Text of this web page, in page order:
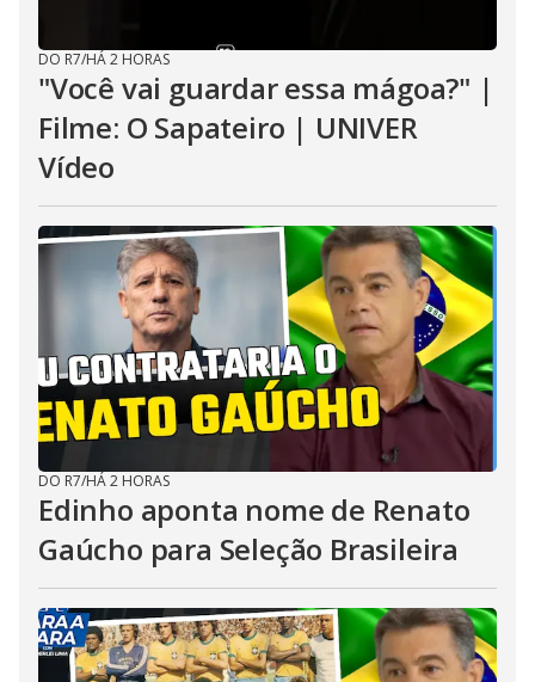
DO R7/HÁ 2 HORAS
"Você vai guardar essa mágoa?" |
Filme: O Sapateiro | UNIVER
Vídeo
DO R7/HÁ 2 HORAS
Edinho aponta nome de Renato
Gaúcho para Seleção Brasileira